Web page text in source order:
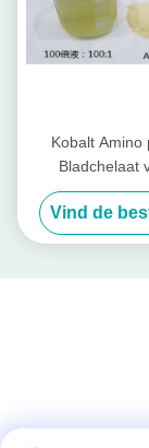
Kobalt Amino
Bladchelaat
het Blad
Vind de